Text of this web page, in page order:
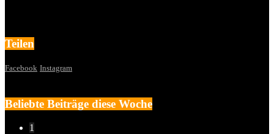
Teilen
Facebook Instagram
Beliebte Beiträge diese Woche
1